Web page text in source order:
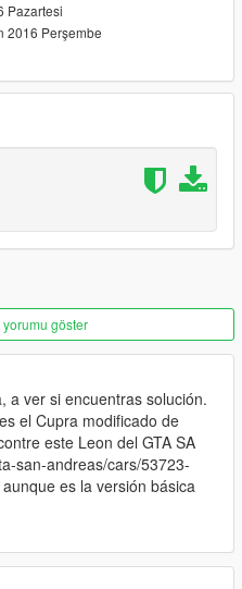
by name" function.
name to spawn it
car name
work speedometer
Pazartesi
2016 Perşembe
göster
a ver si encuentras solución.
el Cupra modificado de
este Leon del GTA SA
san-andreas/cars/53723-
es la versión básica